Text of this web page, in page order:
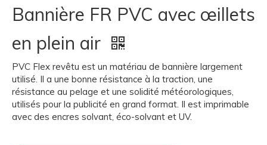
Bannière FR PVC avec œillets
en plein air
PVC Flex revêtu est un matériau de bannière largement
utilisé. Il a une bonne résistance à la traction, une
résistance au pelage et une solidité météorologiques,
utilisés pour la publicité en grand format. Il est imprimable
avec des encres solvant, éco-solvant et UV.